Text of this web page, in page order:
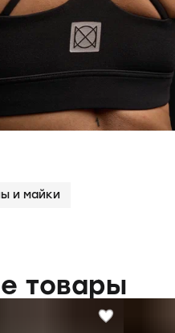
и майки
товары